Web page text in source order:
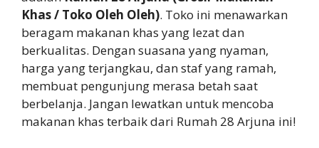
Khas / Toko Oleh Oleh). Toko ini menawarkan
beragam makanan khas yang lezat dan
berkualitas. Dengan suasana yang nyaman,
harga yang terjangkau, dan staf yang ramah,
membuat pengunjung merasa betah saat
berbelanja. Jangan lewatkan untuk mencoba
makanan khas terbaik dari Rumah 28 Arjuna ini!